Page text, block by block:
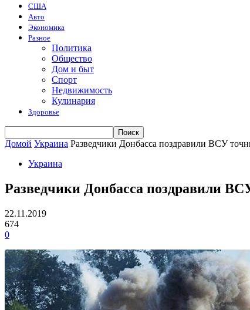
США
Авто
Экономика
Разное
Политика
Общество
Дом и быт
Спорт
Недвижимость
Кулинария
Здоровье
Домой Украина Разведчики Донбасса поздравили ВСУ
Украина
Разведчики Донбасса поздравили
22.11.2019
674
0